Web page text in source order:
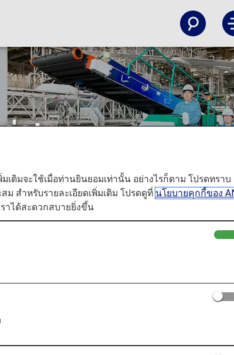
า!
า!
ที่ใช้ในสนามบินและกำหนดเป้าหมายที่จะดัดแปลง
ให้เป็นรถยนต์รุ่นใหม่โดยใช้เทคโนโลยีล่าสุดนี้ถือ
ติมจะใช้เมื่อท่านยินยอมเท่านั้น อย่างไรก็ตาม โปรดทราบ
สำหรับรายละเอียดเพิ่มเติม โปรดดูที่ นโยบายคุกกี้ของ
ราได้สะดวกสบายยิ่งขึ้น